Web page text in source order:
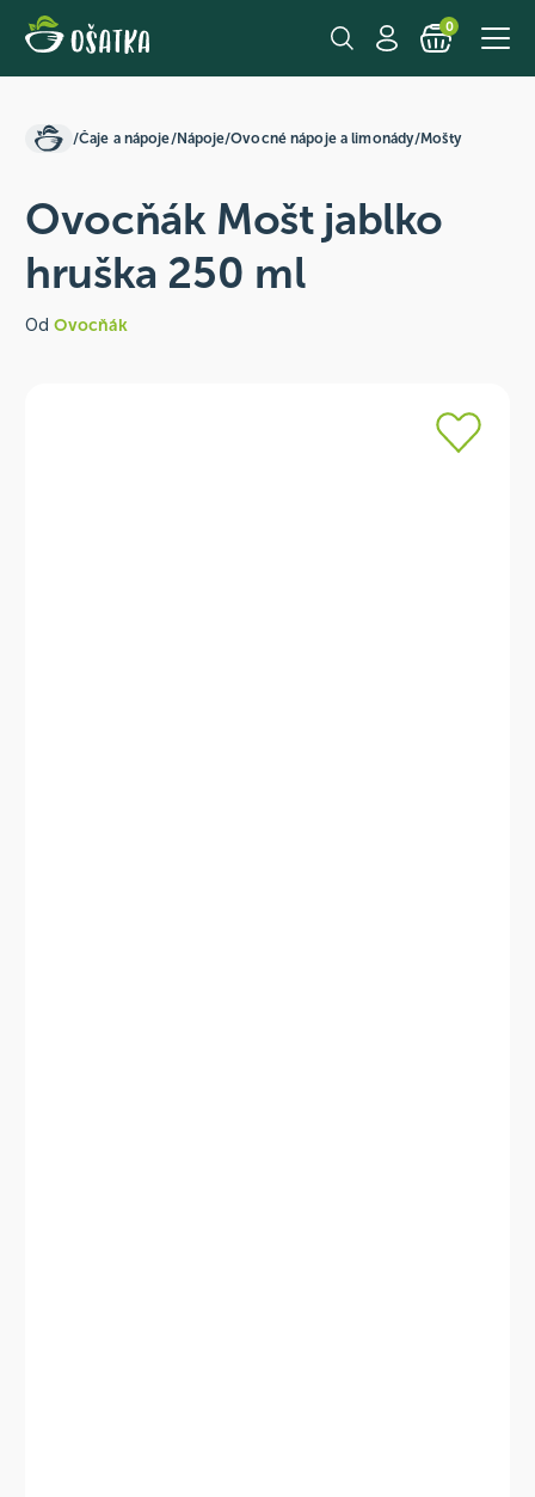
0
/Čaje a nápoje/Nápoje/Ovocné nápoje a limonády/Mošty
Ovocňák Mošt jablko
hruška 250 ml
Od Ovocňák